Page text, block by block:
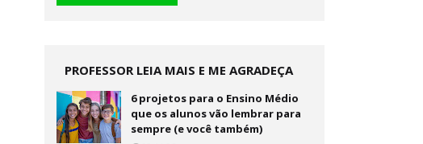
PROFESSOR LEIA MAIS E ME AGRADEÇA
DEPOIS
6 projetos para o Ensino Médio
que os alunos vão lembrar para
sempre (e você também)